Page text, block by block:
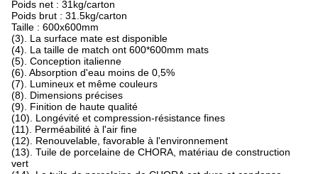
Poids net : 31kg/carton
Poids brut : 31.5kg/carton
Taille : 600x600mm
(3). La surface mate est disponible
(4). La taille de match ont 600*600mm mats
(5). Conception italienne
(6). Absorption d'eau moins de 0,5%
(7). Lumineux et même couleurs
(8). Dimensions précises
(9). Finition de haute qualité
(10). Longévité et compression-résistance fines
(11). Perméabilité à l'air fine
(12). Renouvelable, favorable à l'environnement
(13). Tuile de porcelaine de CHORA, matériau de construction
vert